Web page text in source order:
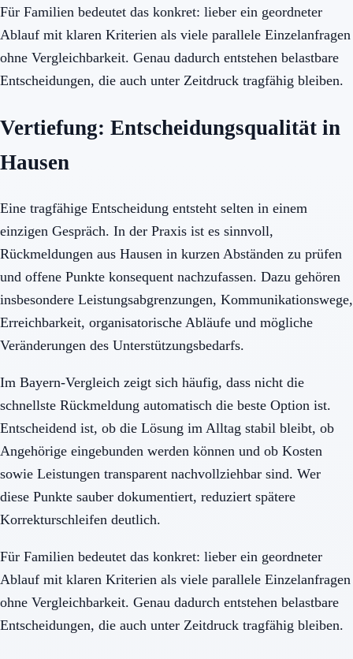
Für Familien bedeutet das konkret: lieber ein geordneter
Ablauf mit klaren Kriterien als viele parallele Einzelanfragen
ohne Vergleichbarkeit. Genau dadurch entstehen belastbare
Entscheidungen, die auch unter Zeitdruck tragfähig bleiben.
Vertiefung: Entscheidungsqualität in
Hausen
Eine tragfähige Entscheidung entsteht selten in einem
einzigen Gespräch. In der Praxis ist es sinnvoll,
Rückmeldungen aus Hausen in kurzen Abständen zu prüfen
und offene Punkte konsequent nachzufassen. Dazu gehören
insbesondere Leistungsabgrenzungen, Kommunikationswege,
Erreichbarkeit, organisatorische Abläufe und mögliche
Veränderungen des Unterstützungsbedarfs.
Im Bayern-Vergleich zeigt sich häufig, dass nicht die
schnellste Rückmeldung automatisch die beste Option ist.
Entscheidend ist, ob die Lösung im Alltag stabil bleibt, ob
Angehörige eingebunden werden können und ob Kosten
sowie Leistungen transparent nachvollziehbar sind. Wer
diese Punkte sauber dokumentiert, reduziert spätere
Korrekturschleifen deutlich.
Für Familien bedeutet das konkret: lieber ein geordneter
Ablauf mit klaren Kriterien als viele parallele Einzelanfragen
ohne Vergleichbarkeit. Genau dadurch entstehen belastbare
Entscheidungen, die auch unter Zeitdruck tragfähig bleiben.